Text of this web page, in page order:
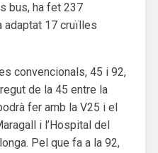
bus, ha fet 237
adaptat 17 cruïlles
convencionals, 45 i 92,
de la 45 entre la
fer amb la V25 i el
i l’Hospital del
Pel que fa a la 92,